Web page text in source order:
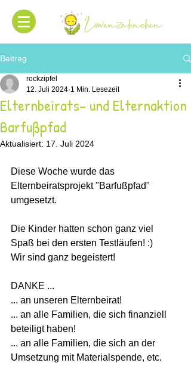
Beitrag
Elternbeirats- und Elternaktion
Barfußpfad
rockzipfel
12. Juli 2024 1 Min. Lesezeit
Aktualisiert: 17. Juli 2024
Diese Woche wurde das
Elternbeiratsprojekt "Barfußpfad"
umgesetzt.
Die Kinder hatten schon ganz viel
Spaß bei den ersten Testläufen! :)
Wir sind ganz begeistert!
DANKE ...
... an unseren Elternbeirat!
... an alle Familien, die sich finanziell
beteiligt haben!
... an alle Familien, die sich an der
Umsetzung mit Materialspende, etc.